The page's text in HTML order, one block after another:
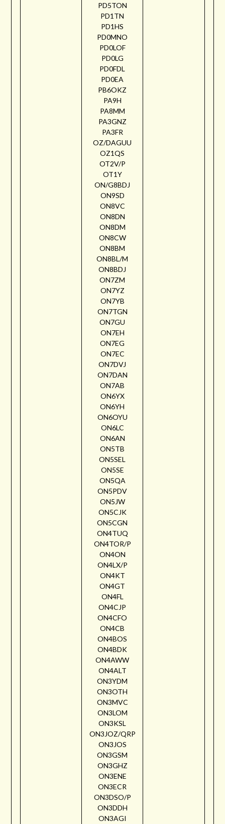
PD5TON
PD1TN
PD1HS
PD0MNO
PD0LOF
PD0LG
PD0FDL
PD0EA
PB6OKZ
PA9H
PA8MM
PA3GNZ
PA3FR
OZ/DAGUU
OZ1QS
OT2V/P
OT1Y
ON/G8BDJ
ON9SD
ON8VC
ON8DN
ON8DM
ON8CW
ON8BM
ON8BL/M
ON8BDJ
ON7ZM
ON7YZ
ON7YB
ON7TGN
ON7GU
ON7EH
ON7EG
ON7EC
ON7DVJ
ON7DAN
ON7AB
ON6YX
ON6YH
ON6OYU
ON6LC
ON6AN
ON5TB
ON5SEL
ON5SE
ON5QA
ON5PDV
ON5JW
ON5CJK
ON5CGN
ON4TUQ
ON4TOR/P
ON4ON
ON4LX/P
ON4KT
ON4GT
ON4FL
ON4CJP
ON4CFO
ON4CB
ON4BOS
ON4BDK
ON4AWW
ON4ALT
ON3YDM
ON3OTH
ON3MVC
ON3LOM
ON3KSL
ON3JOZ/QRP
ON3JOS
ON3GSM
ON3GHZ
ON3ENE
ON3ECR
ON3DSO/P
ON3DDH
ON3AGI